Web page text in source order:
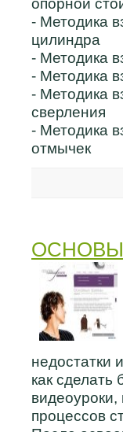
- Методика
цилиндра
- Методика
- Методика
- Методика
сверления
- Методика
отмычек
ОСНОВЫ
недостатки
как
процессов